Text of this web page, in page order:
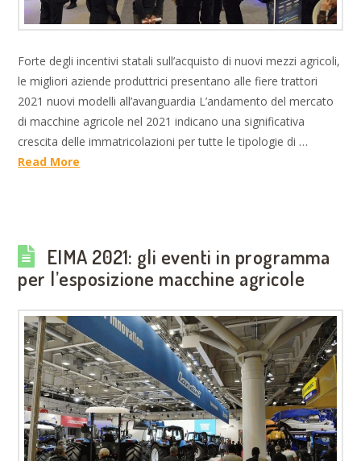
Forte degli incentivi statali sull’acquisto di nuovi mezzi agricoli,
le migliori aziende produttrici presentano alle fiere trattori
2021 nuovi modelli all’avanguardia L’andamento del mercato
di macchine agricole nel 2021 indicano una significativa
crescita delle immatricolazioni per tutte le tipologie di …
Read More
EIMA 2021: gli eventi in programma
per l’esposizione macchine agricole